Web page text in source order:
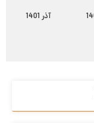
آذر 1401